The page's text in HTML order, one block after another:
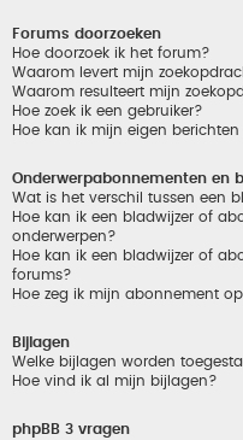
Forums doorzoeken
Hoe doorzoek ik het forum?
Waarom levert mijn
Waarom resulteert mijn
Hoe zoek ik een gebruiker?
Hoe kan ik mijn eigen
Onderwerpabonnementen en
Wat is het verschil tussen een
Hoe kan ik een bladwijzer of
onderwerpen?
Hoe kan ik een bladwijzer of
forums?
Hoe zeg ik mijn abonnement
Bijlagen
Welke bijlagen worden
Hoe vind ik al mijn bijlagen?
phpBB 3 vragen